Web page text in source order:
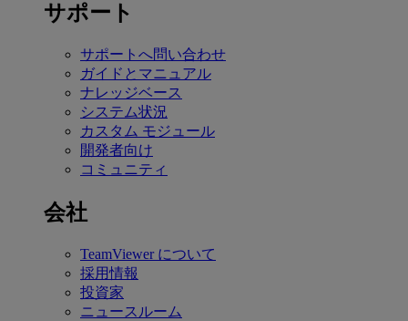
サポート
サポートへ問い合わせ
ガイドとマニュアル
ナレッジベース
システム状況
カスタム モジュール
開発者向け
コミュニティ
会社
TeamViewer について
採用情報
投資家
ニュースルーム